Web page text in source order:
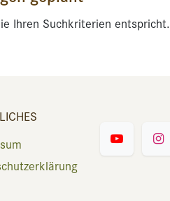
Ihren Suchkriterien entspricht.